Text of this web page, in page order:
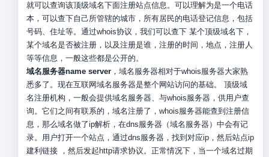
就可以查询该顶级域名下面注册站点信息。可以理解为是一个电话
本，可以查下自己所管辖的城市，所有居民的电话登记信息，包括
号码、住址等。通过whois协议，我们可以查下 某个顶级域名下，
某个域名是否被注册，以及注册是谁，注册的时间，地点，注册人
等等信息，一般这些都是公开的。
域名服务器name server，域名服务器相对于whois服务器大家熟
悉多了。现在互联网域名服务器是整个网站访问的基础。 顶级域
名注册机构，一般会提供域名服务器、与whois服务器，供用户查
询。它们之间有联系的，域名注册了，whois服务器能查到注册信
息，那么域名做了ip解析，在dns服务器（域名服务器）中会有记
录。用户打开一个站点，通过dns服务器，找到对应ip，然后站点ip
建利链接 ，然后发起http请求协议。正常情况下，当一个域名过期